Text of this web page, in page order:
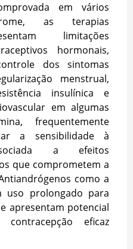
em vários
as terapias
limitações
hormonais,
dos sintomas
menstrual,
insulínica e
em algumas
frequentemente
a sensibilidade à
a efeitos
que comprometem a
como a
uso prolongado para
apresentam potencial
contracepção eficaz